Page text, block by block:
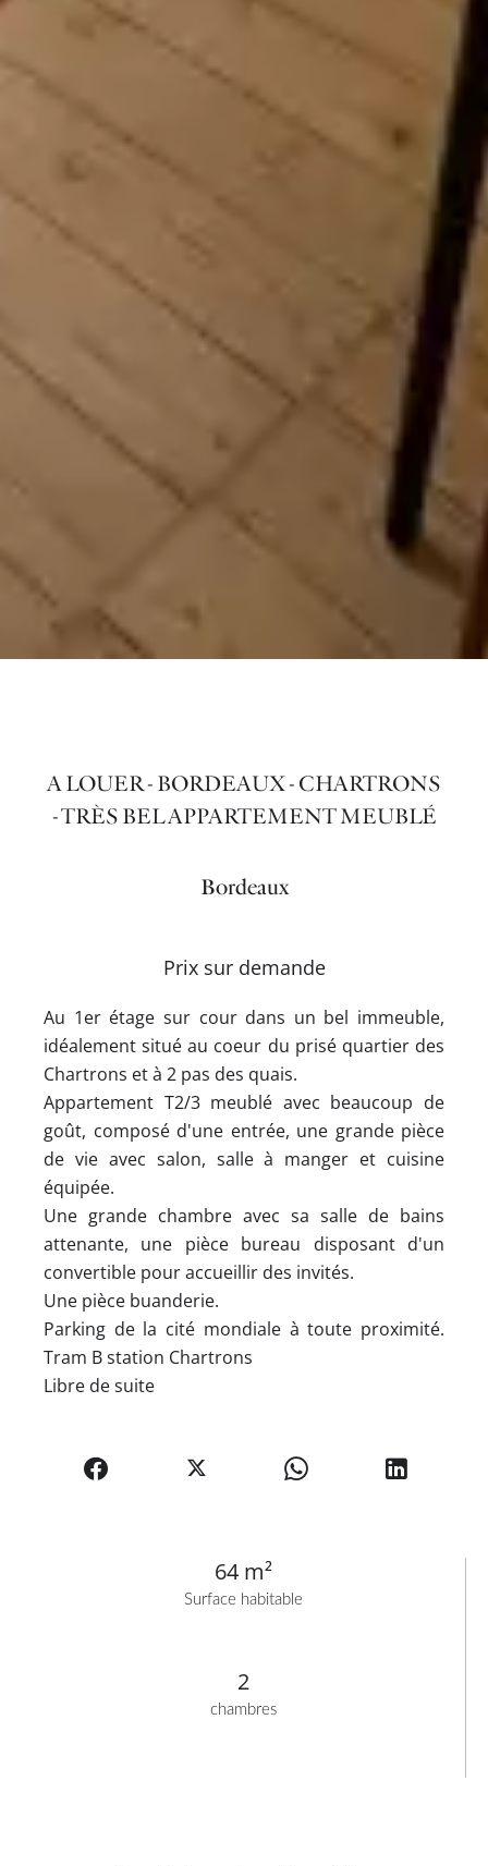
Surface habitable
64 m²
chambres
2
A LOUER - BORDEAUX - CHARTRONS
- TRÈS BEL APPARTEMENT MEUBLÉ
Bordeaux
Prix sur demande
Au 1er étage sur cour dans un bel immeuble,
idéalement situé au coeur du prisé quartier des
Chartrons et à 2 pas des quais.
Appartement T2/3 meublé avec beaucoup de
goût, composé d'une entrée, une grande pièce
de vie avec salon, salle à manger et cuisine
équipée.
Une grande chambre avec sa salle de bains
attenante, une pièce bureau disposant d'un
convertible pour accueillir des invités.
Une pièce buanderie.
Parking de la cité mondiale à toute proximité.
Tram B station Chartrons
Libre de suite